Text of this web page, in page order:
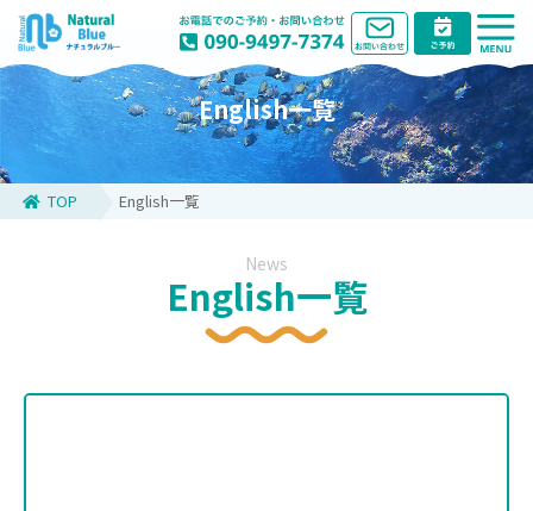
English一覧
TOP English一覧
News
English一覧